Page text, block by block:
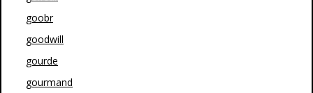
goobr
goodwill
gourde
gourmand